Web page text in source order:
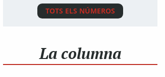
TOTS ELS NÚMEROS
La columna